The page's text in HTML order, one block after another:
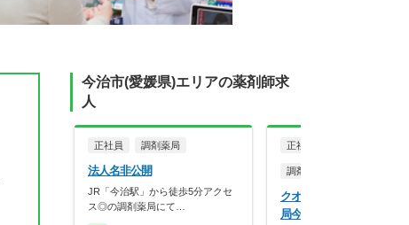
今治市(愛媛県)エリアの薬剤師求
人
正社員 調剤薬局
法人名非公開
JR「今治駅」から徒歩5分アクセ
ス◎の調剤薬局にて…
正社員
調剤薬局
クオール株式会社 クオ
局今治店